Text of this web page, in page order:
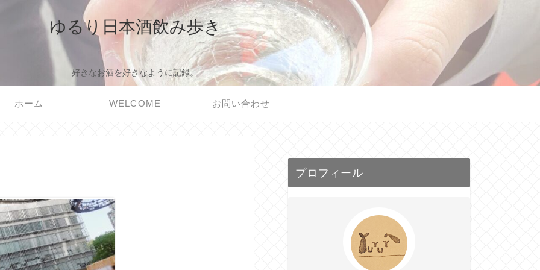
ゆるり日本酒飲み歩き
好きなお酒を好きなように記録。
ホーム WELCOME お問い合わせ
プロフィール